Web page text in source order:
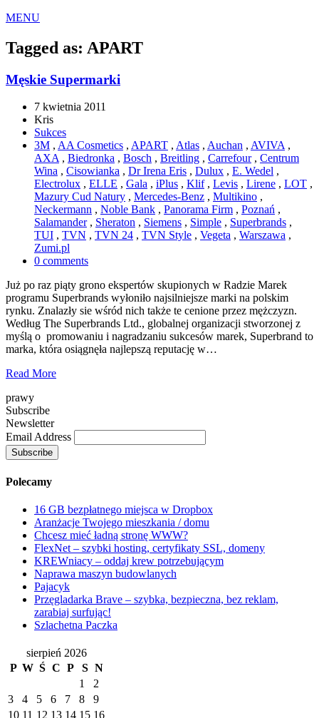
MENU
Tagged as: APART
Męskie Supermarki
7 kwietnia 2011
Kris
Sukces
3M , AA Cosmetics , APART , Atlas , Auchan , AVIVA,
AXA, Biedronka , Bosch , Breitling , Carrefour, Centrum
Wina , Cisowianka , Dr Irena Eris , Dulux , E. Wedel ,
Electrolux , ELLE , Gala , iPlus , Klif, Levis , Lirene , LOT ,
Mazury Cud Natury , Mercedes-Benz , Multikino ,
Neckermann , Noble Bank , Panorama Firm , Poznań ,
Salamander, Sheraton , Siemens , Simple , Superbrands ,
TUI , TVN , TVN 24 , TVN Style , Vegeta , Warszawa ,
Zumi.pl
0 comments
Już po raz piąty grono ekspertów skupionych w Radzie Marek
programu Superbrands wyłoniło najsilniejsze marki na polskim
rynku. Znalazły sie wśród nich także te cenione przez mężczyzn.
Według The Superbrands Ltd., globalnej organizacji stworzonej z
myślą o promowaniu i nagradzaniu sukcesów marek, Superbrand to
marka, która osiągnęła najlepszą reputację w…
Read More
prawy
Subscribe
Newsletter
Email Address
Polecamy
16 GB bezpłatnego miejsca w Dropbox
Aranżacje Twojego mieszkania / domu
Chcesz mieć ładną stronę WWW?
FlexNet – szybki hosting, certyfikaty SSL, domeny
KREWniacy – oddaj krew potrzebującym
Naprawa maszyn budowlanych
Pajacyk
Przęgladarka Brave – szybka, bezpieczna, bez reklam,
zarabiaj surfując!
Szlachetna Paczka
sierpień 2026
P W Ś C P S N
1
2
3
4 5 6 7 8
9
10 11 12 13 14 15 16